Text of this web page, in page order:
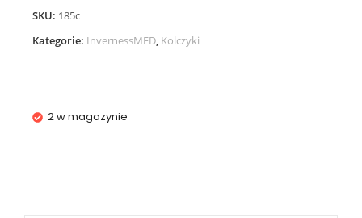
SKU: 185c
Kategorie: InvernessMED, Kolczyki
2 w magazynie